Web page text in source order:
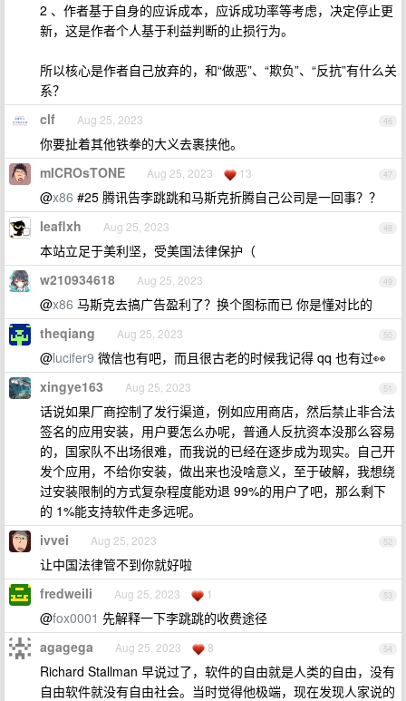
2 、作者基于自身的应诉成本，应诉成功率等考虑，决定停止更
新，这是作者个人基于利益判断的止损行为。
所以核心是作者自己放弃的，和“做恶”、“欺负”、“反抗”有什么关
系？
46
clf Aug 25, 2023
你要扯着其他铁拳的大义去裹挟他。
47
mICROsTONE Aug 25, 2023 13
@x86 #25 腾讯告李跳跳和马斯克折腾自己公司是一回事？？
48
leaflxh Aug 25, 2023
本站立足于美利坚，受美国法律保护（
49
w210934618 Aug 25, 2023
@x86 马斯克去搞广告盈利了？换个图标而已 你是懂对比的
50
theqiang Aug 25, 2023
@lucifer9 微信也有吧，而且很古老的时候我记得 qq 也有过👀
51
xingye163 Aug 25, 2023
话说如果厂商控制了发行渠道，例如应用商店，然后禁止非合法
签名的应用安装，用户要怎么办呢，普通人反抗资本没那么容易
的，国家队不出场很难，而我说的已经在逐步成为现实。自己开
发个应用，不给你安装，做出来也没啥意义，至于破解，我想绕
过安装限制的方式复杂程度能劝退 99%的用户了吧，那么剩下
的 1%能支持软件走多远呢。
52
ivvei Aug 25, 2023
让中国法律管不到你就好啦
53
fredweili Aug 25, 2023 1
@fox0001 先解释一下李跳跳的收费途径
54
agagega Aug 25, 2023 8
Richard Stallman 早说过了，软件的自由就是人类的自由，没有
自由软件就没有自由社会。当时觉得他极端，现在发现人家说的